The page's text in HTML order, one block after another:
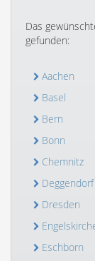
Das
gefunden:
Aachen
Basel
Bern
Bonn
Chemnitz
Deggendorf
Dresden
Eschborn